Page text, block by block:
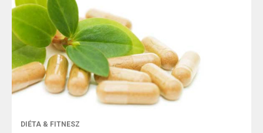
DIÉTA & FITNESZ